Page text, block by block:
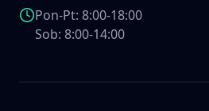
Pon-Pt: 8:00-18:00
Sob: 8:00-14:00